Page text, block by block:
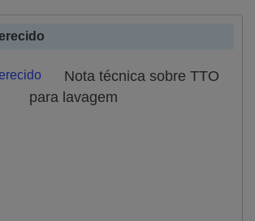
Nota técnica sobre TTO
para lavagem